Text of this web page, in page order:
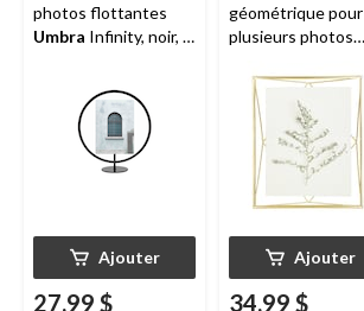
photos flottantes
Umbra Infinity, noir, 5
Ajouter
27,99 $
géométrique pour
plusieurs photos
mat, 8 x 10 po
Ajouter
34,99 $